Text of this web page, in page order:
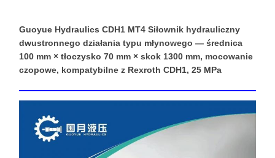
Guoyue Hydraulics CDH1 MT4 Siłownik hydrauliczny
dwustronnego działania typu młynowego — średnica
100 mm × tłoczysko 70 mm × skok 1300 mm, mocowanie
czopowe, kompatybilne z Rexroth CDH1, 25 MPa